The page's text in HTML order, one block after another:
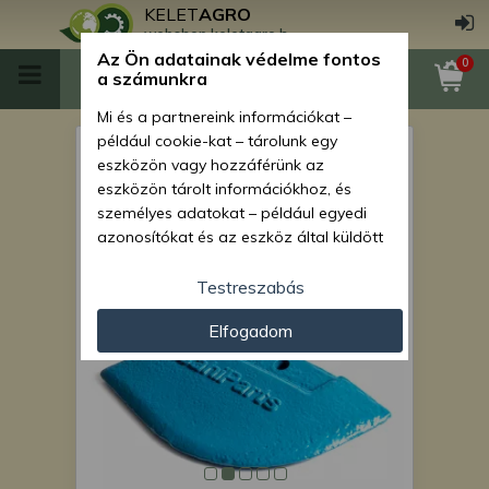
KELETAGRO
webshop.keletagro.hu
0
Műtrágya csoroszlya
kopóbetét Monosem
vetőgépekhez, ref: 30047062
/ 9157.1, AsahiParts
Az Ön adatainak védelme fontos
a számunkra
Mi és a partnereink információkat –
például cookie-kat – tárolunk egy
eszközön vagy hozzáférünk az
eszközön tárolt információkhoz, és
személyes adatokat – például egyedi
azonosítókat és az eszköz által küldött
személyre szabott hirdetések és
tartalom nyújtásához, hirdetés- és
tartalomméréshez, nézettségi adatok
gyűjtéséhez, valamint termékek
kifejlesztéséhez és a termékek
javításához. Az Ön engedélyével mi és a
partnereink eszközleolvasásos
módszerrel szerzett pontos geolokációs
adatokat és azonosítási információkat
Testreszabás
Elfogadom